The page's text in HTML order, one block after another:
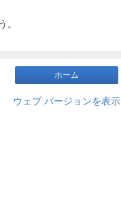
。
ホーム
ウェブ バージョンを表示